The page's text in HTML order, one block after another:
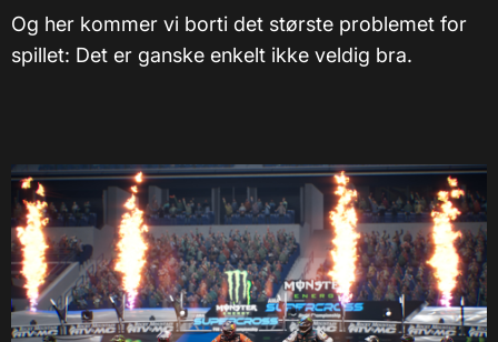
Og her kommer vi borti det største problemet for
spillet: Det er ganske enkelt ikke veldig bra.